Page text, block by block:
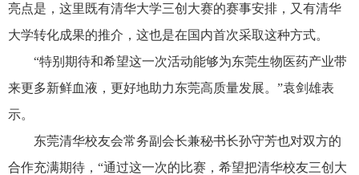
亮点是，这里既有清华大学三创大赛的赛事安排，又有清华
大学转化成果的推介，这也是在国内首次采取这种方式。
“特别期待和希望这一次活动能够为东莞生物医药产业带
来更多新鲜血液，更好地助力东莞高质量发展。”袁剑雄表
示。
东莞清华校友会常务副会长兼秘书长孙守芳也对双方的
合作充满期待，“通过这一次的比赛，希望把清华校友三创大